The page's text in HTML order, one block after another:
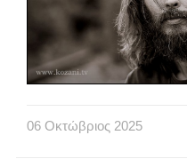
06 Οκτώβριος 2025